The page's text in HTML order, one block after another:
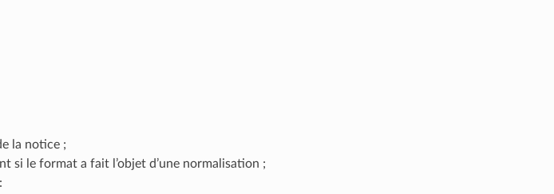
la notice ;
si le format a fait l’objet d’une normalisation ;